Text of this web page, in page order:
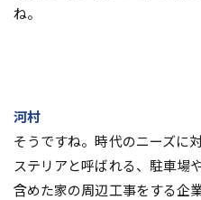
ね。
河村
そうですね。時代のニーズに
ステリアと呼ばれる、駐車場
含めた家の周辺工事をする企